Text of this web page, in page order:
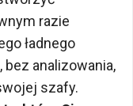
razie
ładnego
analizowania,
szafy.